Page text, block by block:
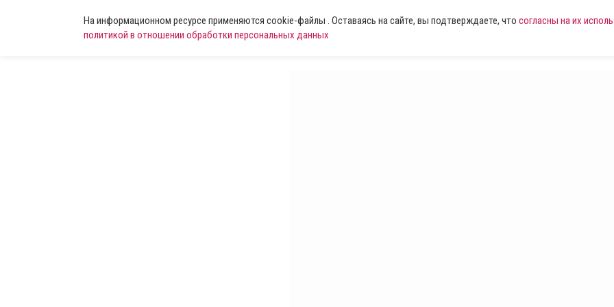
На информационном ресурсе применяются cookie-файлы . Оставаясь на сайте, вы подтверждаете, что согласны на их
политикой в отношении обработки персональных данных